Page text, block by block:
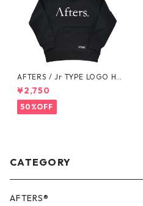
AFTERS / Jr TYPE LOGO HO
ODIE
¥2,750
50%OFF
CATEGORY
AFTERS®️